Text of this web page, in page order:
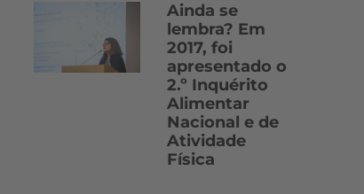
Ainda se
lembra? Em
2017, foi
apresentado o
2.º Inquérito
Alimentar
Nacional e de
Atividade
Física